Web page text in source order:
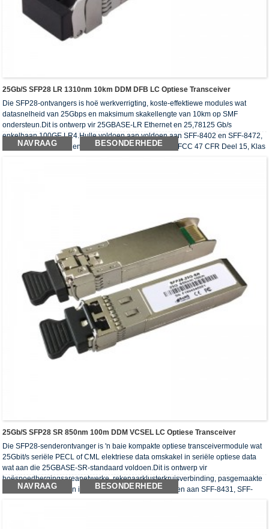
25Gb/s SFP28 LR 1310nm 10km DDM DFB LC Optiese Transceiver
Die SFP28-ontvangers is hoë werkverrigting, koste-effektiewe modules wat
datasnelheid van 25Gbps en maksimum skakellengte van 10km op SMF
ondersteun.Dit is ontwerp vir 25GBASE-LR Ethernet en 25,78125 Gb/s
enkelbaan 100GE LR4.Hulle voldoen aan voldoen aan SFF-8402 en SFF-8472,
SFF-8432, SFF-8431 en IEEE 802.3by 25GBASE-LR, FCC 47 CFR Deel 15, Klas
NAVRAAG BESONDERHEDE
25Gb/s SFP28 SR 850nm 100m DDM VCSEL LC Optiese Transceiver
Die SFP28-senderontvanger is 'n baie kompakte optiese transceivermodule wat
25Gbit/s seriële PECL of CML elektriese data omskakel in seriële optiese data
wat aan die 25GBASE-SR-standaard voldoen.Dit is ontwerp vir
hoëspoedbergingsareanetwerke, rekenaarklusterkruisverbinding, pasgemaakte
hoëspoeddatapype en interrekverbinding.Hulle voldoen aan SFF-8431, SFF-
NAVRAAG BESONDERHEDE